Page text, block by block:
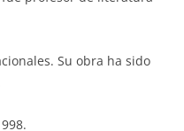
Su obra ha sido